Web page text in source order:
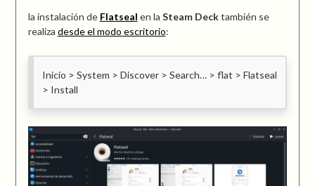
la instalación de Flatseal en la Steam Decktambién se
realiza desde el modo escritorio:
Inicio > System > Discover > Search… > flat > Flatseal
> Install